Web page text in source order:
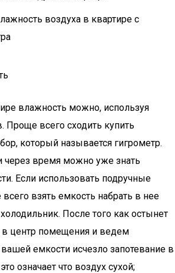
влажность можно, используя
Проще всего сходить купить
который называется гигрометр.
через время можно уже знать
Если использовать подручные
взять емкость набрать в нее
После того как остынет
в центр помещения и ведем
емкости исчезло запотевание в
означает что воздух сухой;